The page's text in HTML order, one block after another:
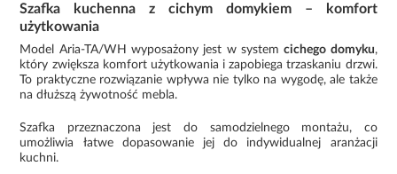
Szafka kuchenna z cichym domykiem – komfort
użytkowania
Model Aria-TA/WH wyposażony jest w systemcichego domyku,
który zwiększa komfort użytkowania i zapobiega trzaskaniu drzwi.
To praktyczne rozwiązanie wpływa nie tylko na wygodę, ale także
na dłuższą żywotność mebla.
Szafka przeznaczona jest do samodzielnego montażu, co
umożliwia łatwe dopasowanie jej do indywidualnej aranżacji
kuchni.